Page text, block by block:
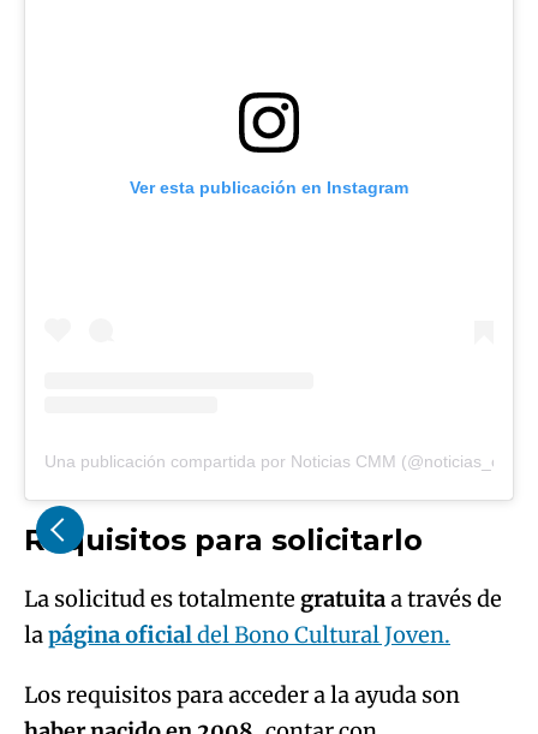
Ver esta publicación en Instagram
Una publicación compartida por Noticias CMM (@noticias_cmm)
Requisitos para solicitarlo
La solicitud es totalmente gratuitaa través de
lapágina oficialdel Bono Cultural Joven.
Los requisitos para acceder a la ayuda son